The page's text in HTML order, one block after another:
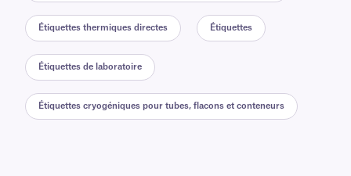
Étiquettes thermiques directes Étiquettes
Étiquettes de laboratoire
Étiquettes cryogéniques pour tubes, flacons et conteneurs